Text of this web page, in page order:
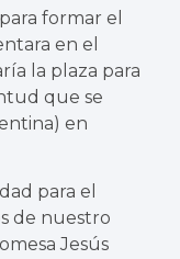
formar el
en el
la plaza para
que se
en
para el
de nuestro
Jesús